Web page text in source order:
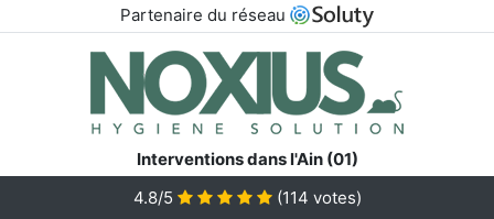
Partenaire du réseau
Interventions dans l'Ain (01)
4.8/5 (114 votes)